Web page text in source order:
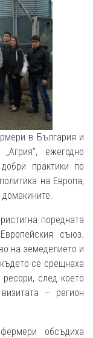
в България и
ежегодно
практики по
на Европа,
поредната
съюз.
на земеделието и
се срещнаха
след което
– регион
обсъдиха